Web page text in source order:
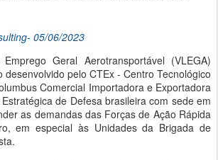
05/06/2023
Geral Aerotransportável (VLEGA)
desenvolvido pelo CTEx - Centro Tecnológico
Comercial Importadora e Exportadora
de Defesa brasileira com sede em
as demandas das Forças de Ação Rápida
em especial às Unidades da Brigada de